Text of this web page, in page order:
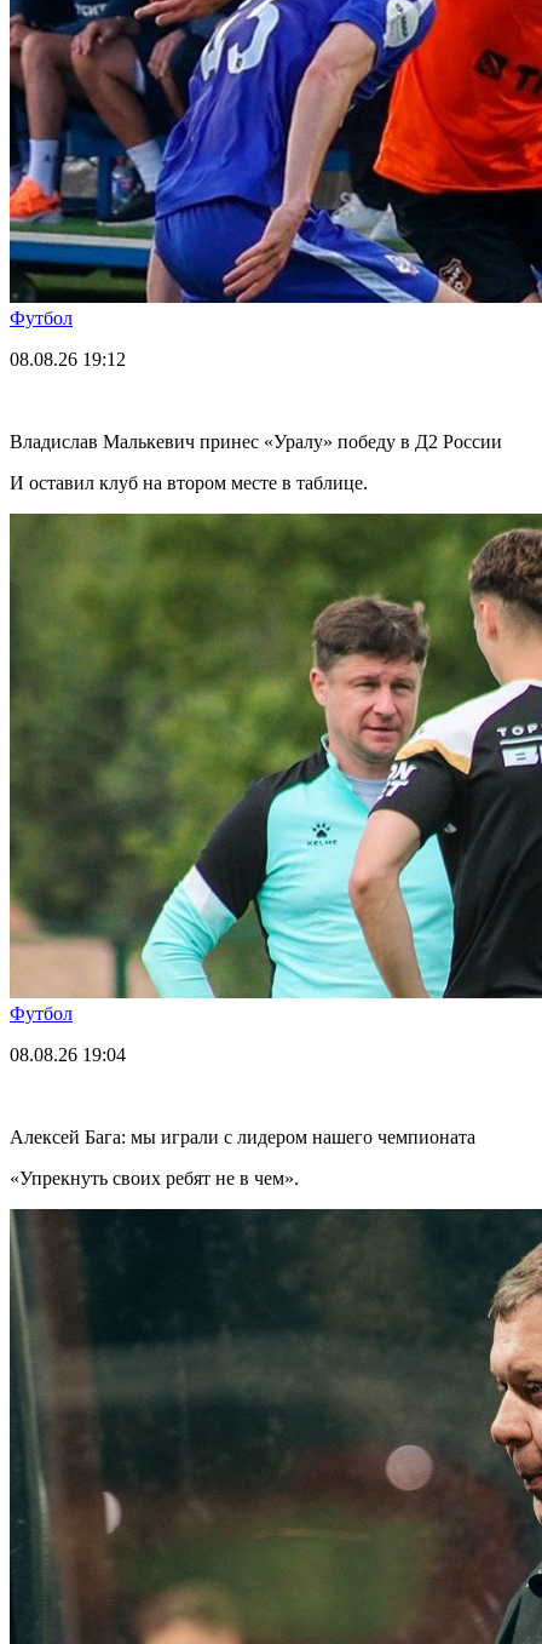
Футбол
08.08.26 19:12
Владислав Малькевич принес «Уралу» победу в Д2 России
И оставил клуб на втором месте в таблице.
Футбол
08.08.26 19:04
Алексей Бага: мы играли с лидером нашего чемпионата
«Упрекнуть своих ребят не в чем».